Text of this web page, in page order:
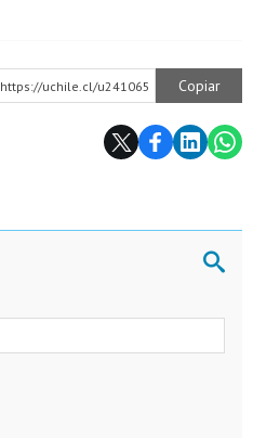
https://uchile.cl/u241065 Copiar